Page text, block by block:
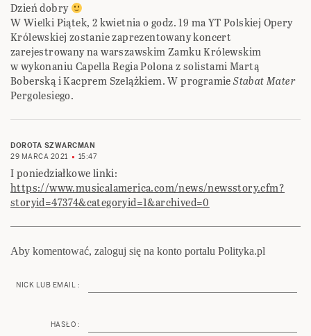
Dzień dobry
W Wielki Piątek, 2 kwietnia o godz. 19 ma YT Polskiej Opery
Królewskiej zostanie zaprezentowany koncert
zarejestrowany na warszawskim Zamku Królewskim
w wykonaniu Capella Regia Polona z solistami Martą
Boberską i Kacprem Szelążkiem. W programieStabat Mater
Pergolesiego.
DOROTA SZWARCMAN
29 MARCA 2021
15:47
I poniedziałkowe linki:
https://www.musicalamerica.com/news/newsstory.cfm?
storyid=47374&categoryid=1&archived=0
Aby komentować, zaloguj się na konto portalu Polityka.pl
NICK LUB EMAIL :
HASŁO :